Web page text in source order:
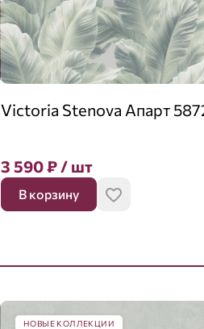
Victoria Stenova Апарт
3 590₽/ шт
В корзину
НОВЫЕ КОЛЛЕКЦИИ